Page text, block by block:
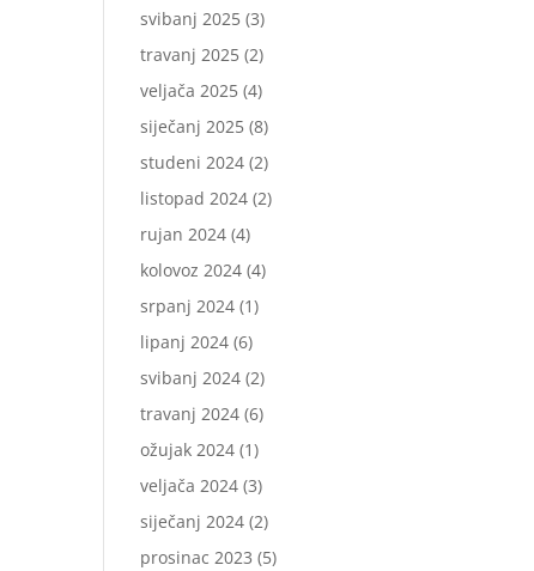
svibanj 2025 (3)
travanj 2025 (2)
veljača 2025 (4)
siječanj 2025 (8)
studeni 2024 (2)
listopad 2024 (2)
rujan 2024 (4)
kolovoz 2024 (4)
srpanj 2024 (1)
lipanj 2024 (6)
svibanj 2024 (2)
travanj 2024 (6)
ožujak 2024 (1)
veljača 2024 (3)
siječanj 2024 (2)
prosinac 2023 (5)